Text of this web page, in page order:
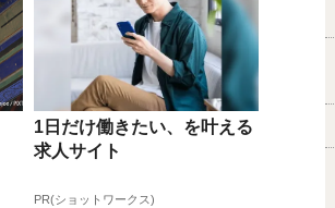
1日だけ働きたい、を叶える
求人サイト
PR(ショットワークス)